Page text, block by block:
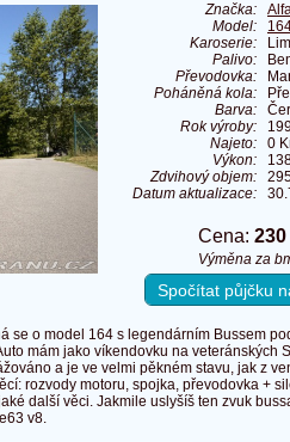
Značka:
Model:
Karoserie:
Palivo:
Převodovka:
Poháněná kola:
Barva:
Rok výroby:
Najeto:
0
Výkon:
Zdvihový objem:
Datum aktualizace:
Cena:
Výměna za
Spočítat půjčku
se o model 164 s legendárním Bussem
mám jako víkendovku na veteránských
a je ve velmi pěkném stavu, jak z
rozvody motoru, spojka, převodovka +
další věci. Jakmile uslyšíš ten zvuk
v8.